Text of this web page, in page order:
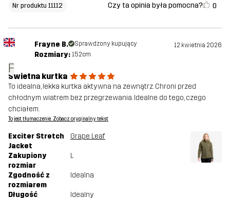
Nr produktu 11112 Czy ta opinia była pomocna? 0
F
Frayne B. Sprawdzony kupujący 12 kwietnia 2026
Rozmiary: 152cm
Świetna kurtka
To idealna, lekka kurtka aktywna na zewnątrz. Chroni przed
chłodnym wiatrem bez przegrzewania. Idealne do tego, czego
chciałem.
To jest tłumaczenie. Zobacz oryginalny tekst
Exciter Stretch
Jacket
Grape Leaf
Zakupiony
rozmiar
L
Zgodność z
rozmiarem
Idealna
Długość Idealny